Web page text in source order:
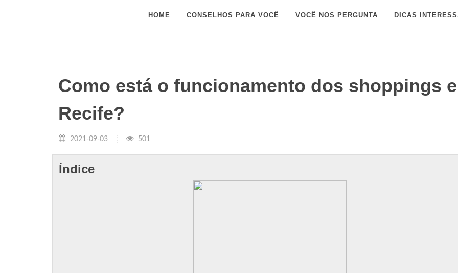
HOME CONSELHOS PARA VOCÊ VOCÊ NOS PERGUNTA DICAS
Como está o funcionamento dos shoppings
Recife?
2021-09-03 501
Índice